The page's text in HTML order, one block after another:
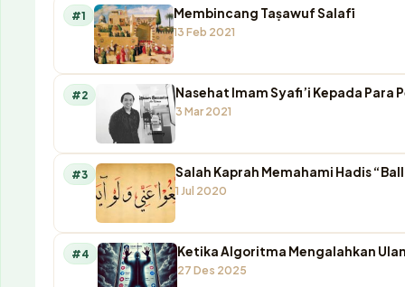
#1 Membincang Taṣawuf Salafī
13 Feb 2021
#2 Nasehat Imam Syafi’i Kepada Para
3 Mar 2021
#3 Salah Kaprah Memahami Hadis
1 Jul 2020
#4 Ketika Algoritma Mengalahkan
27 Des 2025